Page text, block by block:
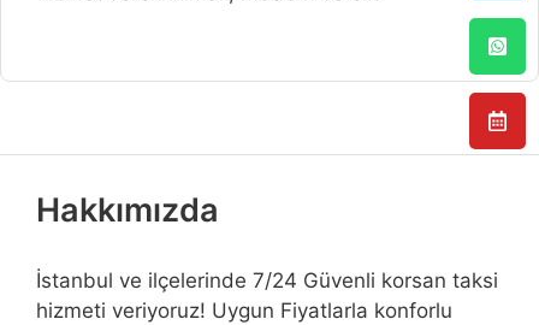
Hakkımızda
İstanbul ve ilçelerinde 7/24 Güvenli korsan taksi
hizmeti veriyoruz! Uygun Fiyatlarla konforlu